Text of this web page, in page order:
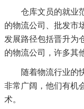
仓库文员的就业范
的物流公司、批发市
发展路径包括晋升为
的物流公司，许多其
随着物流行业的快
非常广阔，他们有机
术。